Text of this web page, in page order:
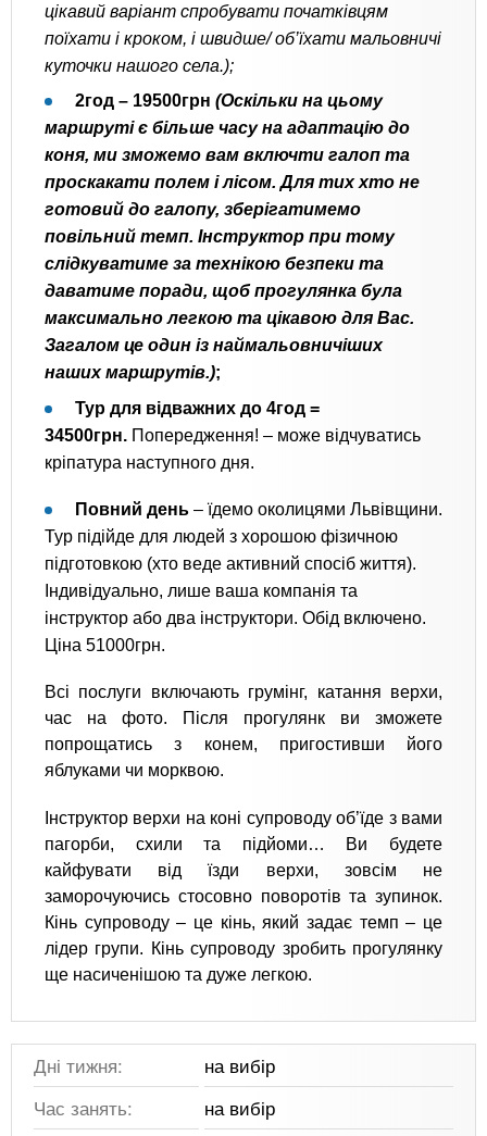
цікавий варіант спробувати початківцям
поїхати і кроком, і швидше/ об’їхати мальовничі
куточки нашого села.);
2год – 19500грн (Оскільки на цьому
маршруті є більше часу на адаптацію до
коня, ми зможемо вам включти галоп та
проскакати полем і лісом. Для тих хто не
готовий до галопу, зберігатимемо
повільний темп. Інструктор при тому
слідкуватиме за технікою безпеки та
даватиме поради, щоб прогулянка була
максимально легкою та цікавою для Вас.
Загалом це один із наймальовничіших
наших маршрутів.);
Тур для відважних до 4год =
34500грн. Попередження! – може відчуватись
кріпатура наступного дня.
Повний день – їдемо околицями Львівщини.
Тур підійде для людей з хорошою фізичною
підготовкою (хто веде активний спосіб життя).
Індивідуально, лише ваша компанія та
інструктор або два інструктори. Обід включено.
Ціна 51000грн.
Всі послуги включають грумінг, катання верхи,
час на фото. Після прогулянк ви зможете
попрощатись з конем, пригостивши його
яблуками чи морквою.
Інструктор верхи на коні супроводу об’їде з вами
пагорби, схили та підйоми… Ви будете
кайфувати від їзди верхи, зовсім не
заморочуючись стосовно поворотів та зупинок.
Кінь супроводу – це кінь, який задає темп – це
лідер групи. Кінь супроводу зробить прогулянку
ще насиченішою та дуже легкою.
Дні тижня:
на вибір
Час занять:
на вибір